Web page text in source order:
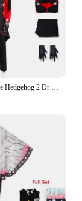
Disfraz de Anime Hedgehog 2 Dr Eggman para hombre, chaqueta y pantalones de Cosplay, uniforme de gabardina Ivo Robotnik, gafas, guantes, ropa de fiesta